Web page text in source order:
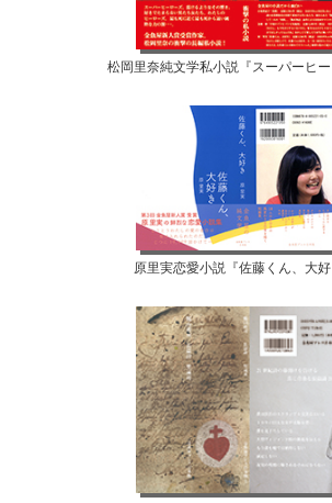
松岡里奈純文学私小説『スーパーヒー
原里実恋愛小説『佐藤くん、大好